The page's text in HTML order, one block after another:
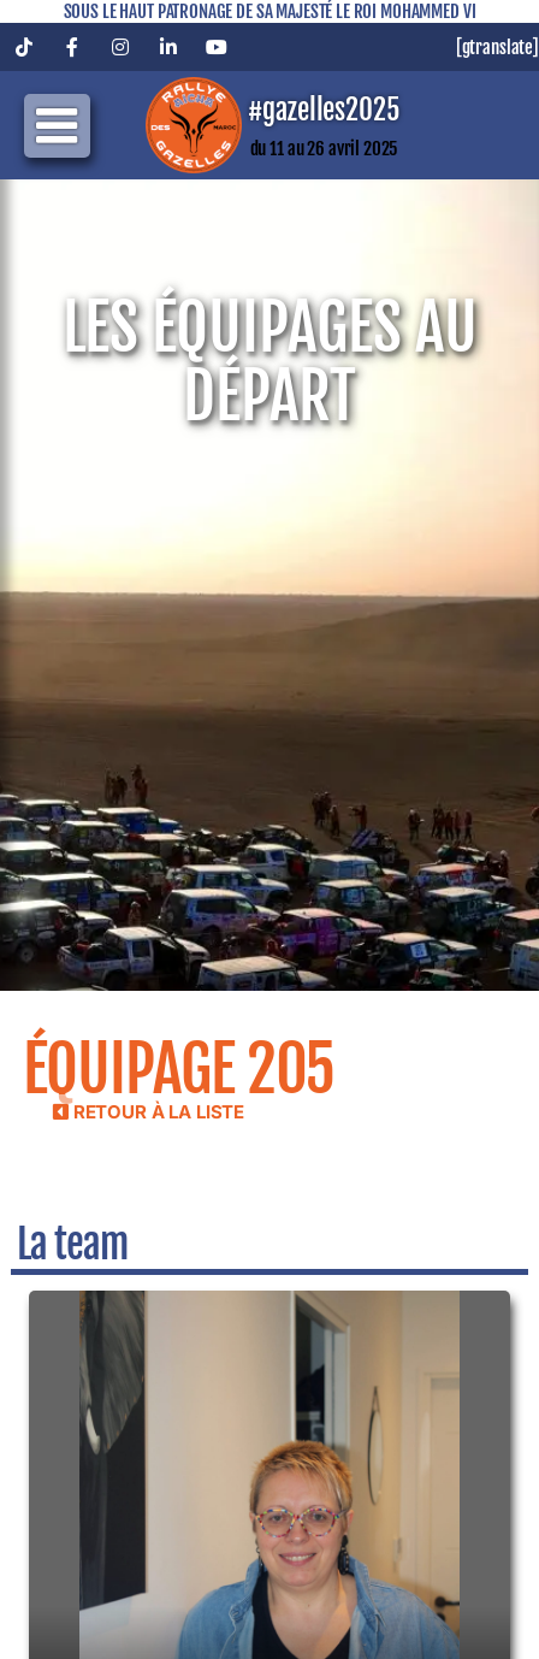
SOUS LE HAUT PATRONAGE DE SA MAJESTÉ LE ROI MOHAMMED VI
TiktokFacebookInstagramLinkedInYouTube [gtranslate]
#gazelles2025
du 11 au 26 avril 2025
LES ÉQUIPAGES AU
DÉPART
ÉQUIPAGE 205
RETOUR À LA LISTE
La team